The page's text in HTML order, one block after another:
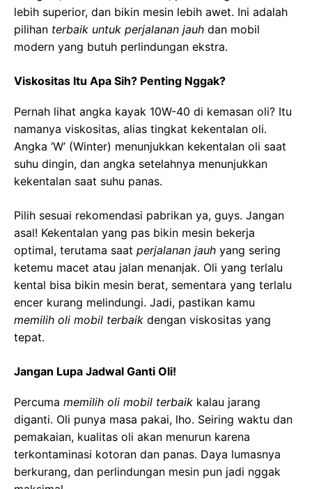
lebih superior, dan bikin mesin lebih awet. Ini adalah
pilihan terbaik untuk perjalanan jauh dan mobil
modern yang butuh perlindungan ekstra.
Viskositas Itu Apa Sih? Penting Nggak?
Pernah lihat angka kayak 10W-40 di kemasan oli? Itu
namanya viskositas, alias tingkat kekentalan oli.
Angka ‘W’ (Winter) menunjukkan kekentalan oli saat
suhu dingin, dan angka setelahnya menunjukkan
kekentalan saat suhu panas.
Pilih sesuai rekomendasi pabrikan ya, guys. Jangan
asal! Kekentalan yang pas bikin mesin bekerja
optimal, terutama saat perjalanan jauh yang sering
ketemu macet atau jalan menanjak. Oli yang terlalu
kental bisa bikin mesin berat, sementara yang terlalu
encer kurang melindungi. Jadi, pastikan kamu
memilih oli mobil terbaik dengan viskositas yang
tepat.
Jangan Lupa Jadwal Ganti Oli!
Percuma memilih oli mobil terbaik kalau jarang
diganti. Oli punya masa pakai, lho. Seiring waktu dan
pemakaian, kualitas oli akan menurun karena
terkontaminasi kotoran dan panas. Daya lumasnya
berkurang, dan perlindungan mesin pun jadi nggak